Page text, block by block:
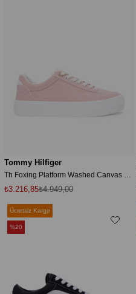
Tommy Hilfiger
Th Foxing Platform Washed Canvas Pembe Kadın Sneaker
₺3.216,85₺4.949,00
Ücretsiz Kargo
%20